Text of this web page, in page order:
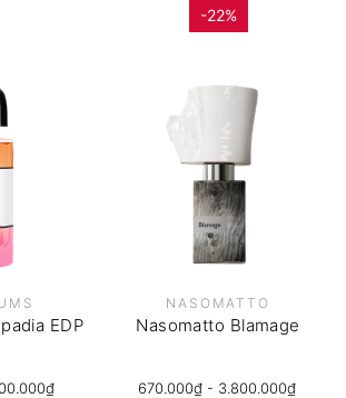
-22%
EDP
NASOMATTO
Nasomatto Blamage
670.000₫ - 3.800.000₫